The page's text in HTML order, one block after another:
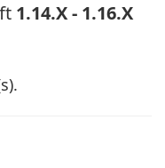
1.14.X - 1.16.X